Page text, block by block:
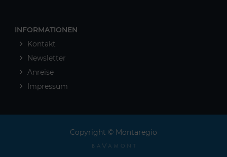
INFORMATIONEN
Kontakt
Newsletter
Anreise
Impressum
Copyright © Montaregio